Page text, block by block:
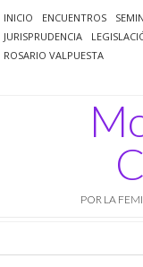
al
contenido
INICIO ENCUENTROS
JURISPRUDENCIA
ROSARIO VALPUESTA
POR LA